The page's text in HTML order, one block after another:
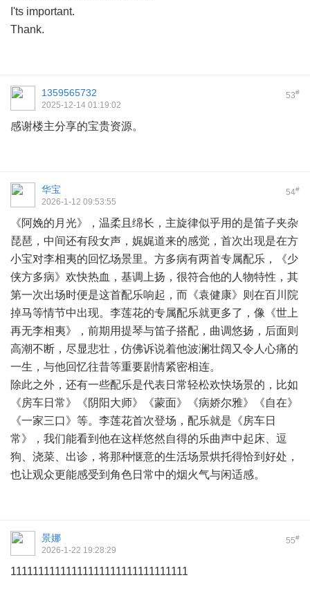
I'ts important.
Thank.
53#
1359565732
2025-12-14 01:19:02
感谢楼主分享的宝贵资源。
54#
华宝
2026-1-12 09:53:55
《阿娩的月光》，温柔且绵长，主旋律似乎用的是笛子夹杂
琵琶，中间还有段女声，娓娓道来的感觉，首次出现是在方
小宝对李相夷的回忆场景里。方多病有两首专属配乐，《少
侠方多病》欢快热血，基调上扬，很符合他的人物特性，其
第一次出场时便是这首配乐响起，而《袁健康》则在百川院
掉马等情节中出现。李莲花的专属配乐就更多了，像《世上
再无李相夷》，前期用提琴与笛子搭配，曲调悠扬，后面则
高潮不断，尽显悲壮，仿佛诉说着他波澜壮阔又令人心痛的
一生，与他回忆往昔等重要剧情紧密相连。
除此之外，还有一些配乐是代表日常轻松欢快场景的，比如
《房车日常》《阴阳大师》《蒙面》《病娇尔雅》《自在》
《一家三口》等。李莲花首次登场，配乐就是《房车日
常》，我们能看到他在这样悠然自得的乐曲声中起床、逗
狗、浇菜、出诊，将那种惬意的生活场景烘托得恰到好处，
也让观众更能感受到角色日常中的烟火气与闲适感。
55#
景娜
2026-1-22 19:28:29
11111111111111111111111111111111